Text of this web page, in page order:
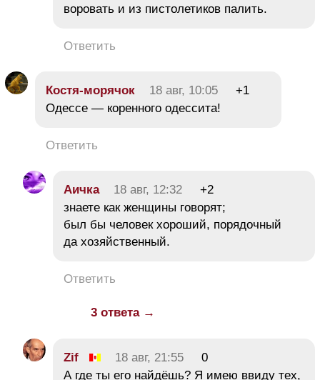
воровать и из пистолетиков палить.
Ответить
Костя-морячок 18 авг, 10:05
+1
Одессе — коренного одессита!
Ответить
Аичка 18 авг, 12:32
+2
знаете как женщины говорят;
был бы человек хороший, порядочный
да хозяйственный.
Ответить
3 ответа →
Zif 18 авг, 21:55
0
А где ты его найдёшь? Я имею ввиду тех,